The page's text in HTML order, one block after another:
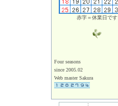
赤字＝休業日です
Four seasons
since 2005.02
Web master Sakura